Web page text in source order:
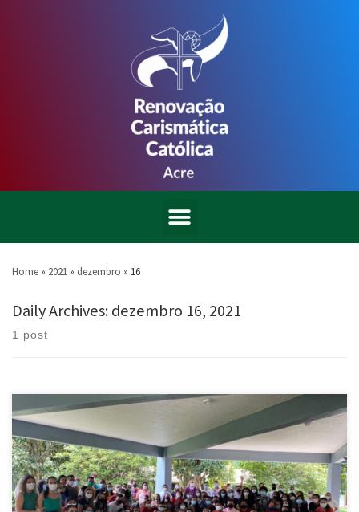
Home » 2021 » dezembro » 16
Daily Archives:dezembro 16, 2021
1 post
O movimento Eclesial da Renovação Carismática Católica do Estado do
Acre realizou nos dias 10 a 12 de dezembro o seu XII Congresso Estadual,
com o tema Jesus é o Senhor. O evento ocorreu no seminário menor na